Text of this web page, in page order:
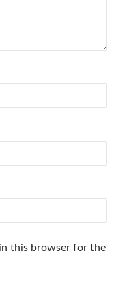
this browser for the